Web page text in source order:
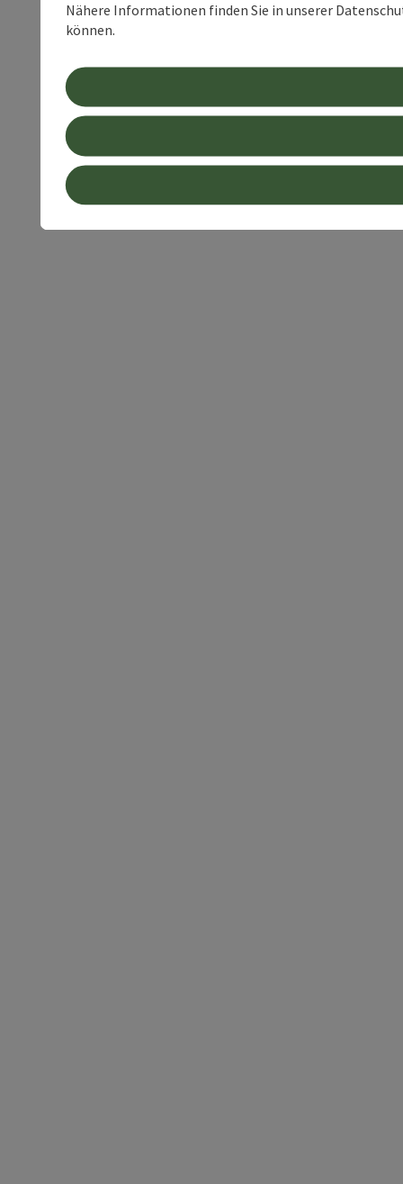
Nähere Informationen finden Sie in unserer
können.